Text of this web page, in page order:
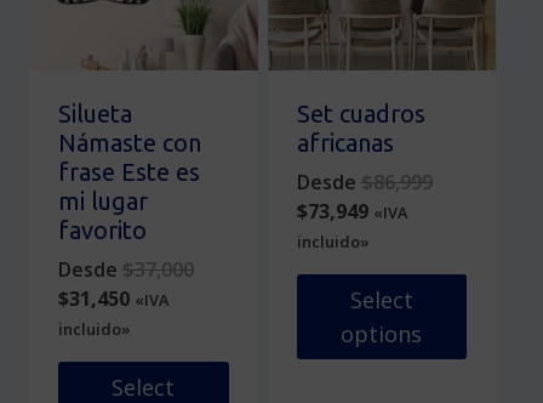
elegir
en
la
página
de
producto
elegir
en
la
página
de
Silueta
Námaste con
frase Este es
mi lugar
favorito
Desde $37,000Original
$37,000.
$31,450Current
price
is:
$31,450.
«IVA
incluido»
Select
Set cuadros
africanas
Desde $86,999Original
$86,999.
$73,949Current
price
is:
$73,949.
«IVA
incluido»
Select
options